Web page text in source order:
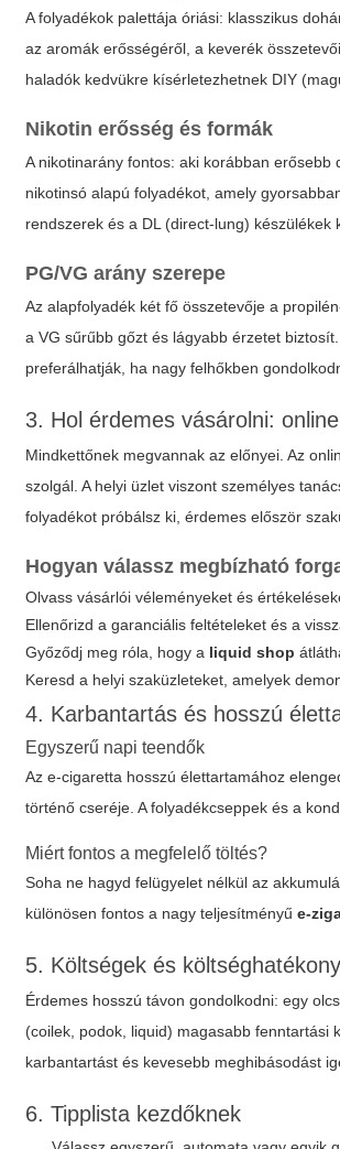
A folyadékok palettája óriási: klasszikus
az aromák erősségéről, a keverék
haladók kedvükre kísérletezhetnek DIY
Nikotin erősség és formák
A nikotinarány fontos: aki korábban
nikotinsó alapú folyadékot, amely
rendszerek és a DL (direct-lung) készülékek
PG/VG arány szerepe
Az alapfolyadék két fő összetevője a
a VG sűrűbb gőzt és lágyabb érzetet
preferálhatják, ha nagy felhőkben
3. Hol érdemes vásárolni: online
Mindkettőnek megvannak az előnyei. Az
szolgál. A helyi üzlet viszont személyes
folyadékot próbálsz ki, érdemes először
Hogyan válassz megbízható
Olvass vásárlói véleményeket és
Ellenőrizd a garanciális feltételeket és a
Győződj meg róla, hogy a liquid shop
Keresd a helyi szaküzleteket, amelyek
4. Karbantartás és hosszú
Egyszerű napi teendők
Az e-cigaretta hosszú élettartamához
történő cseréje. A folyadékcseppek és a
Miért fontos a megfelelő töltés?
Soha ne hagyd felügyelet nélkül az
különösen fontos a nagy teljesítményűe-
5. Költségek és
Érdemes hosszú távon gondolkodni: egy
(coilek, podok, liquid) magasabb fenntartási
karbantartást és kevesebb meghibásodást
6. Tipplista kezdőknek